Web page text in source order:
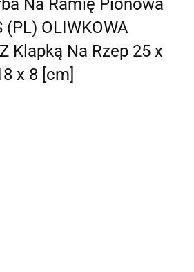
Na Ramię Pionowa
(PL) OLIWKOWA
Klapką Na Rzep 25 x
x 8 [cm]